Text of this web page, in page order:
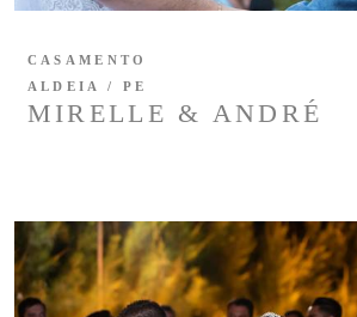
MIRELLE & ANDRÉ
CASAMENTO
ALDEIA / PE